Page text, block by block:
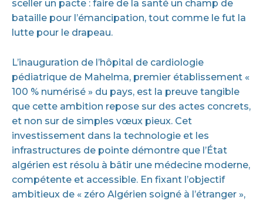
sceller un pacte : faire de la santé un champ de
bataille pour l’émancipation, tout comme le fut la
lutte pour le drapeau.
L’inauguration de l’hôpital de cardiologie
pédiatrique de Mahelma, premier établissement «
100 % numérisé » du pays, est la preuve tangible
que cette ambition repose sur des actes concrets,
et non sur de simples vœux pieux. Cet
investissement dans la technologie et les
infrastructures de pointe démontre que l’État
algérien est résolu à bâtir une médecine moderne,
compétente et accessible. En fixant l’objectif
ambitieux de « zéro Algérien soigné à l’étranger »,